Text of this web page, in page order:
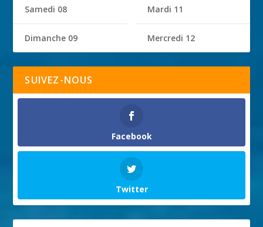
Samedi 08
Dimanche 09
Mardi 11
Mercredi 12
SUIVEZ-NOUS
Facebook
Twitter